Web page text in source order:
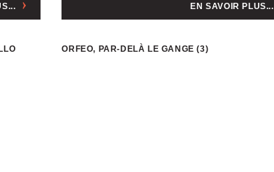
EN SAVOIR PLUS...
ORFEO, PAR-DELÀ LE GANGE (3)